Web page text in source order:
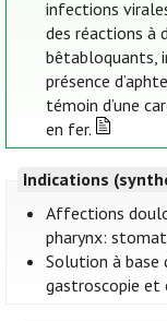
infections
des réactions à
bêtabloquants,
présence
témoin d’une
en fer.
Indications
Affections
pharynx:
Solution à base
gastroscopie et